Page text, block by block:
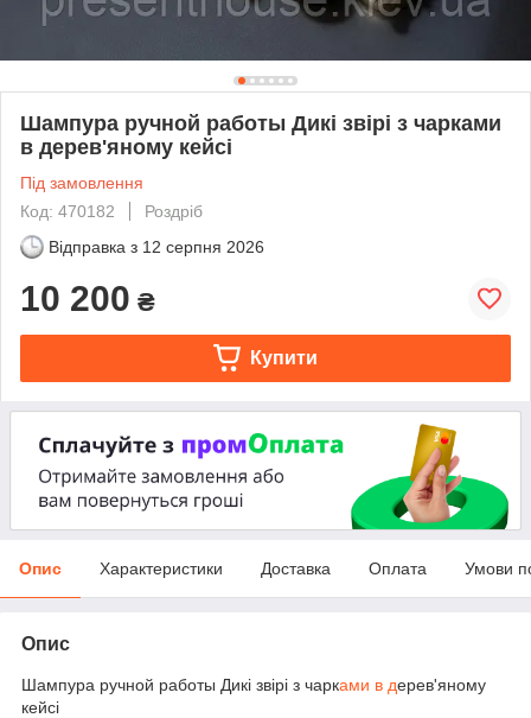
Шампура ручной работы Дикі звірі з чарками
в дерев'яному кейсі
Під замовлення
Код: 470182
Роздріб
Відправка з 12 серпня 2026
10 200 ₴
Купити
Опис Характеристики Доставка Оплата Умови
Опис
Шампура ручной работы Дикі звірі з чарками в дерев'яному
кейсі